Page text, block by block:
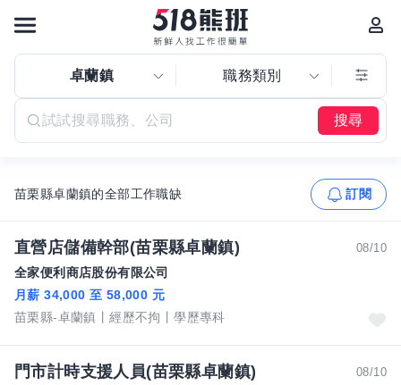
卓蘭鎮 職務類別
搜尋
苗栗縣卓蘭鎮的全部工作職缺 訂閱
08/10
直營店儲備幹部(苗栗縣卓蘭鎮)
全家便利商店股份有限公司
月薪 34,000 至 58,000 元
苗栗縣-卓蘭鎮
經歷不拘 學歷專科
08/10
門市計時支援人員(苗栗縣卓蘭鎮)